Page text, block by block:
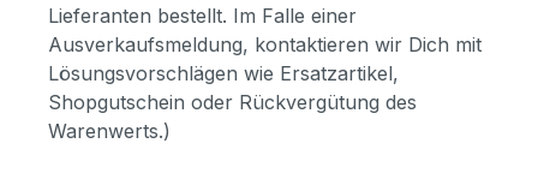
Lieferanten bestellt. Im Falle einer
Ausverkaufsmeldung, kontaktieren wir Dich mit
Lösungsvorschlägen wie Ersatzartikel,
Shopgutschein oder Rückvergütung des
Warenwerts.)